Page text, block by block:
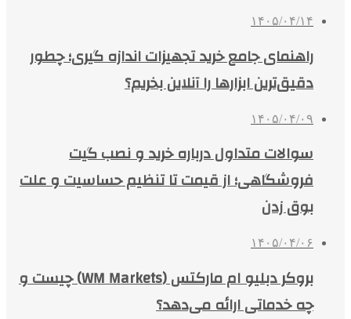
۱۴۰۵/۰۴/۱۴
راهنمای جامع خرید تجهیزات اندازه گیری؛ چطور
دقیق‌ترین ابزارها را آنلاین بخریم؟
۱۴۰۵/۰۴/۰۹
سوالات متداول درباره خرید و نصب گیت
فروشگاهی؛ از قیمت تا تنظیم حساسیت و علت
بوق زدن
۱۴۰۵/۰۴/۰۶
بروکر دبلیو ام مارکتس (WM Markets) چیست و
چه خدماتی ارائه می‌دهد؟